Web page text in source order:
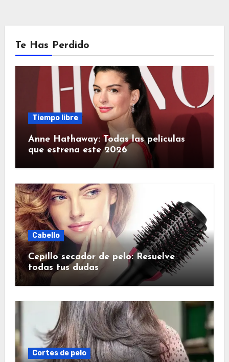
Te Has Perdido
Tiempo libre
Anne Hathaway: Todas las películas
que estrena este 2026
Cabello
Cepillo secador de pelo: Resuelve
todas tus dudas
Cortes de pelo